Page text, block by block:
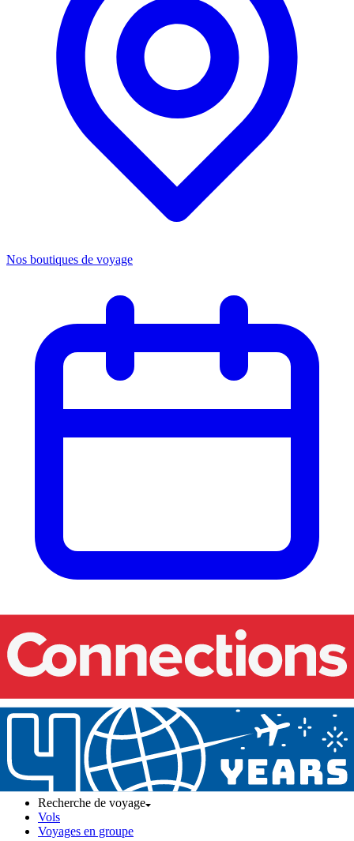
Nos boutiques de voyage
Nos événements
Recherche de voyage
Vols
Voyages en groupe